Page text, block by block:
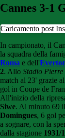
Cannes 3-1
Caricamento post
In campionato, il
la squadra della
Roma e dell'
2. Allo Stadio
match al 23' grazie
gol in Coupe de
All'inizio della
Siwe. Al minuto 69
Domingues, 6 gol
a sognare, con la
dalla stagione 1931/